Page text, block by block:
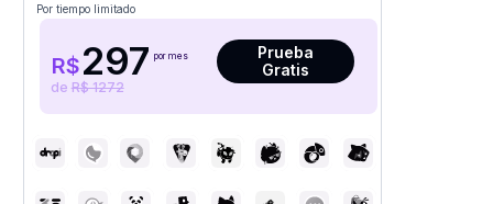
Por tiempo limitado
de R$ 1272
Prueba
Gratis
R$297 por mes